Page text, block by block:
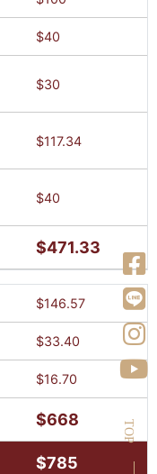
$40
$30
$117.34
$40
$471.33
$146.57
$33.40
$16.70
$668
$785
TOP